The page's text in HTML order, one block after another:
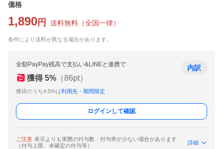
価格
1,890 円 送料無料 （全国一律）
条件により送料が異なる場合があります。
全額PayPay残高で支払い&LINEと連携で
獲得 5% （86pt）
獲得のうち4.5%は利用先・期間限定
内訳
ログインして確認
ご注意 表示よりも実際の付与数・付与率が少ない場合があります
（付与上限、未確定の付与等）
詳細